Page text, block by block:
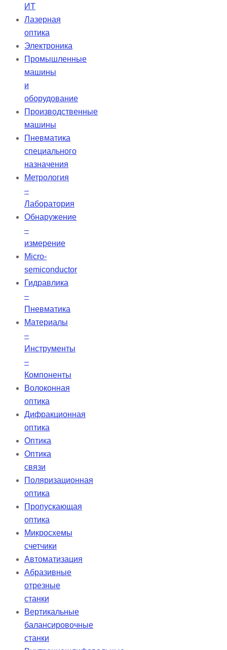
ИТ
Лазерная
оптика
Электроника
Промышленные
машины
и
оборудование
Производственные
машины
Пневматика
специального
назначения
Метрология
–
Лаборатория
Обнаружение
–
измерение
Micro-
semiconductor
Гидравлика
–
Пневматика
Материалы
–
Инструменты
–
Компоненты
Волоконная
оптика
Дифракционная
оптика
Оптика
Оптика
связи
Поляризационная
оптика
Пропускающая
оптика
Микросхемы
счетчики
Автоматизация
Абразивные
отрезные
станки
Вертикальные
балансировочные
станки